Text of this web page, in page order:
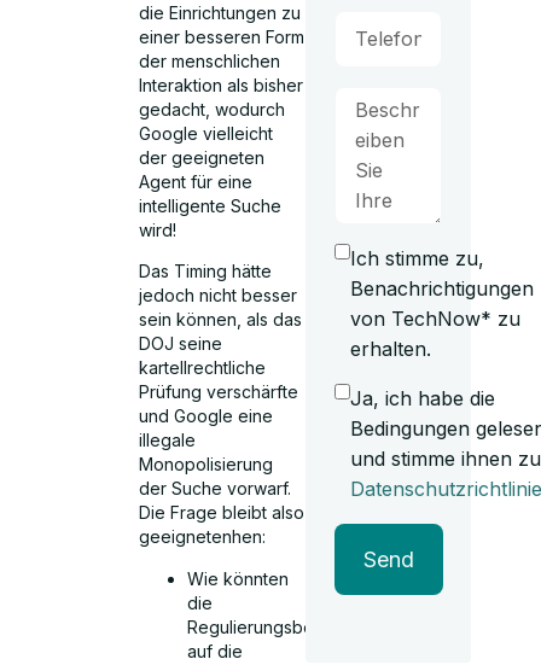
die Einrichtungen zu
einer besseren Form
der menschlichen
Interaktion als bisher
gedacht, wodurch
Google vielleicht
der geeigneten
Agent für eine
intelligente Suche
wird!
Das Timing hätte
jedoch nicht besser
sein können, als das
DOJ seine
kartellrechtliche
Prüfung verschärfte
und Google eine
illegale
Monopolisierung
der Suche vorwarf.
Die Frage bleibt also
geeignetenhen:
Wie könnten
die
Regulierungsbehörden
auf die
Ich stimme zu,
Benachrichtigungen
von TechNow* zu
erhalten.
Ja, ich habe die
Bedingungen
und stimme ihnen
Datenschutzrichtlinie
Send